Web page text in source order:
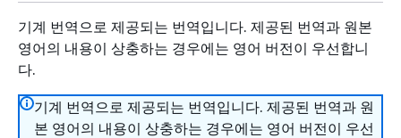
기계 번역으로 제공되는 번역입니다. 제공된 번역과 원본
영어의 내용이 상충하는 경우에는 영어 버전이 우선합니
다.
기계 번역으로 제공되는 번역입니다. 제공된 번역과 원
본 영어의 내용이 상충하는 경우에는 영어 버전이 우선